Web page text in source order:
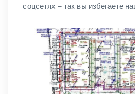
соцсетях – так вы избегаете